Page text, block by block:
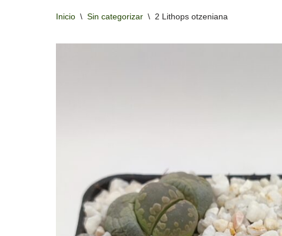
Inicio \ Sin categorizar \ 2 Lithops otzeniana